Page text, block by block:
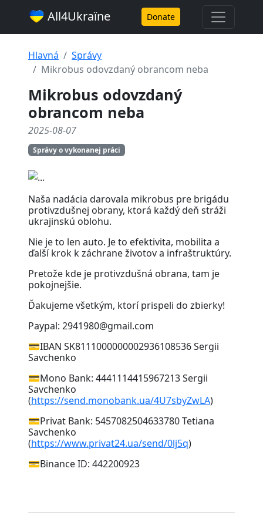
All4Ukraїne Donate
Hlavná
Správy
Mikrobus odovzdaný obrancom neba
Mikrobus odovzdaný
obrancom neba
2025-08-07
Správy o vykonanej práci
Naša nadácia darovala mikrobus pre brigádu
protivzdušnej obrany, ktorá každý deň stráži
ukrajinskú oblohu.
Nie je to len auto. Je to efektivita, mobilita a
ďalší krok k záchrane životov a infraštruktúry.
Pretože kde je protivzdušná obrana, tam je
pokojnejšie.
Ďakujeme všetkým, ktorí prispeli do zbierky!
Paypal: 2941980@gmail.com
💳IBAN SK8111000000002936108536 Sergii
Savchenko
💳Mono Bank: 4441114415967213 Sergii
Savchenko
(https://send.monobank.ua/4U7sbyZwLA)
💳Privat Bank: 5457082504633780 Tetiana
Savchenko
(https://www.privat24.ua/send/0lj5q)
💳Binance ID: 442200923